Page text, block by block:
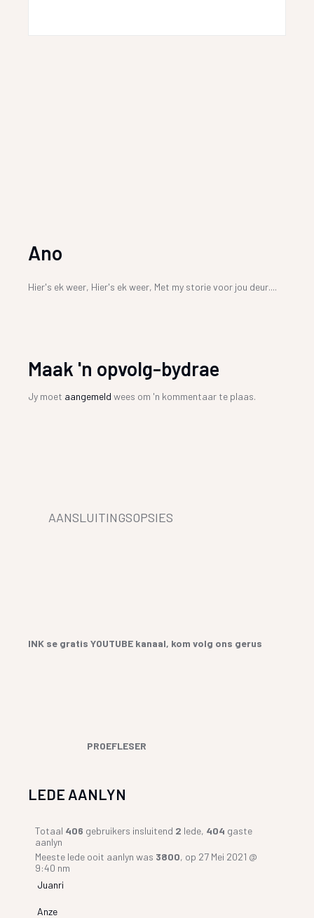
Ano
Hier's ek weer, Hier's ek weer, Met my storie voor jou deur....
Maak 'n opvolg-bydrae
Jy moet aangemeld wees om 'n kommentaar te plaas.
AANSLUITINGSOPSIES
INK se gratis YOUTUBE kanaal, kom volg ons gerus
PROEFLESER
LEDE AANLYN
Totaal 406 gebruikers insluitend 2 lede, 404 gaste
aanlyn
Meeste lede ooit aanlyn was 3800, op 27 Mei 2021 @
9:40 nm
Juanri
Anze